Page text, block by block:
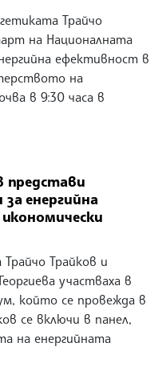
Трайчо
на Националната
ефективност в
на
в 9:30 часа в
представи
енергийна
Трайков и
участваха в
който се провежда в
се включи в панел,
на енергийната